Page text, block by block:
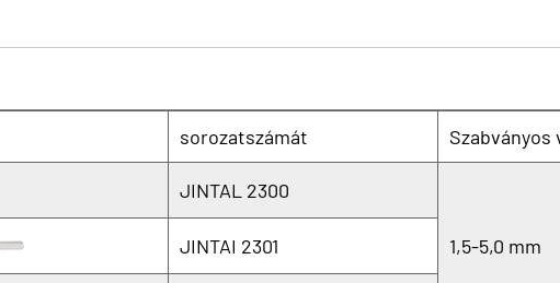
sorozatszámát Szabványos
JINTAL 2300
1,5-5,0 mm
JINTAI 2301